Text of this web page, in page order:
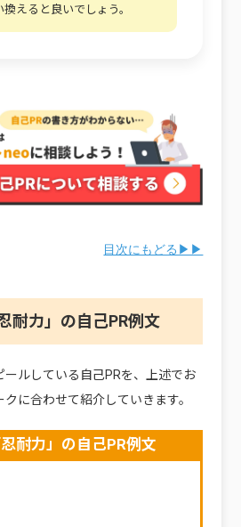
換えると良いでしょう。
目次にもどる▶▶
耐力」の自己PR例文
ールしている自己PRを、上述でお
に合わせて紹介していきます。
忍耐力」の自己PR例文